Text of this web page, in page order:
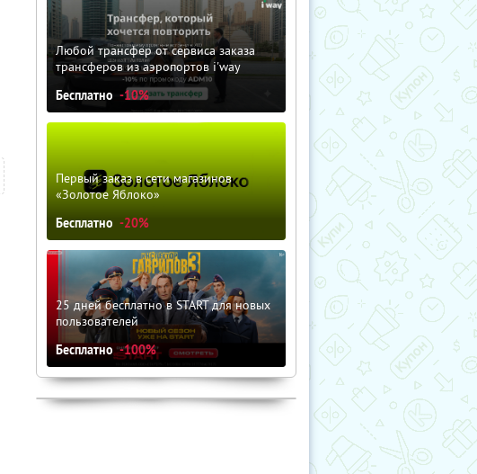
Любой трансфер от сервиса заказа
трансферов из аэропортов i'way
Бесплатно -10%
Первый заказ в сети магазинов
«Золотое Яблоко»
Бесплатно -20%
25 дней бесплатно в START для новых
пользователей
Бесплатно -100%